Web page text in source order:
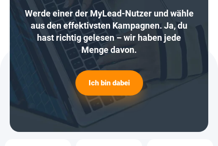
Werde einer der MyLead-Nutzer und wähle
aus den effektivsten Kampagnen. Ja, du
hast richtig gelesen – wir haben jede
Menge davon.
Ich bin dabei